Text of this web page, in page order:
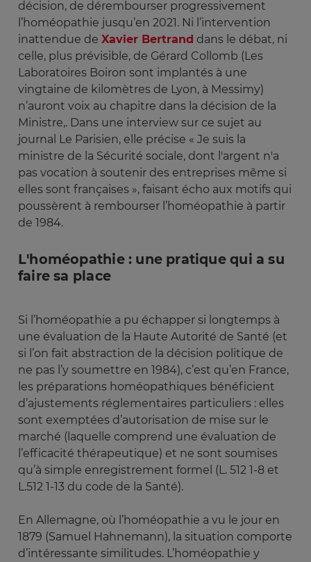
décision, de dérembourser progressivement
l’homéopathie jusqu’en 2021. Ni l’intervention
inattendue de Xavier Bertrand dans le débat, ni
celle, plus prévisible, de Gérard Collomb (Les
Laboratoires Boiron sont implantés à une
vingtaine de kilomètres de Lyon, à Messimy)
n’auront voix au chapitre dans la décision de la
Ministre,. Dans une interview sur ce sujet au
journal Le Parisien, elle précise « Je suis la
ministre de la Sécurité sociale, dont l'argent n'a
pas vocation à soutenir des entreprises même si
elles sont françaises », faisant écho aux motifs qui
poussèrent à rembourser l’homéopathie à partir
de 1984.
L'homéopathie : une pratique qui a su
faire sa place
Si l’homéopathie a pu échapper si longtemps à
une évaluation de la Haute Autorité de Santé (et
si l’on fait abstraction de la décision politique de
ne pas l’y soumettre en 1984), c’est qu’en France,
les préparations homéopathiques bénéficient
d’ajustements réglementaires particuliers : elles
sont exemptées d’autorisation de mise sur le
marché (laquelle comprend une évaluation de
l’efficacité thérapeutique) et ne sont soumises
qu’à simple enregistrement formel (L. 512 1-8 et
L.512 1-13 du code de la Santé).
En Allemagne, où l’homéopathie a vu le jour en
1879 (Samuel Hahnemann), la situation comporte
d’intéressante similitudes. L’homéopathie y